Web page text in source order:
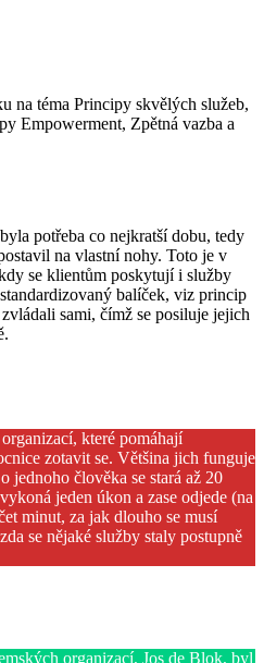
na téma Principy skvělých služeb,
Empowerment, Zpětná vazba a
potřeba co nejkratší dobu, tedy
na vlastní nohy. Toto je v
se klientům poskytují i služby
balíček, viz princip
sami, čímž se posiluje jejich
které pomáhají
zotavit se. Většina jich funguje
jednoho člověka se stará až 20
jeden úkon a zase odjede (na
minut, za jak dlouho se musí
se nějaké služby staly postupně
organizací, Jos de Blok, byl